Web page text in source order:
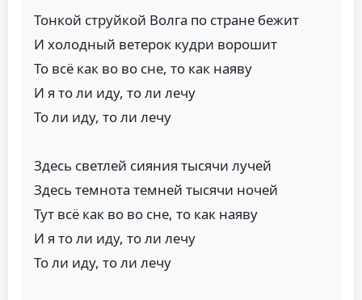
Тонкой струйкой Волга по стране бежит
И холодный ветерок кудри ворошит
То всё как во во сне, то как наяву
И я то ли иду, то ли лечу
То ли иду, то ли лечу
Здесь светлей сияния тысячи лучей
Здесь темнота темней тысячи ночей
Тут всё как во во сне, то как наяву
И я то ли иду, то ли лечу
То ли иду, то ли лечу